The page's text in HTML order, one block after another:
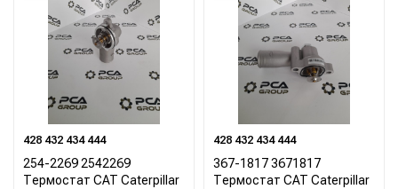
428 432 434 444
254-2269 2542269
Термостат CAT Caterpillar
428 432 434 444
367-1817 3671817
Термостат CAT Caterpillar